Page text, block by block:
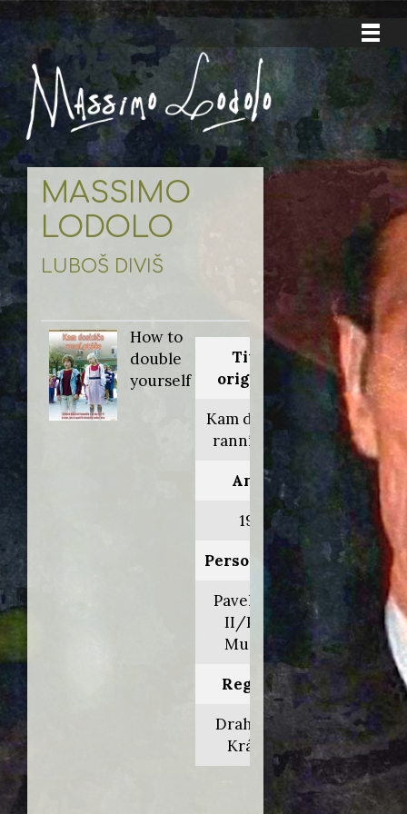
MASSIMO
LODOLO
LUBOŠ DIVIŠ
How to
double
yourself
Titolo
originale:
Kam doskáče
ranní ptáče
Anno:
1987
Personaggio:
Pavel Musil
II/Pavel
Musil III
Regia di:
Drahomíra
Králová